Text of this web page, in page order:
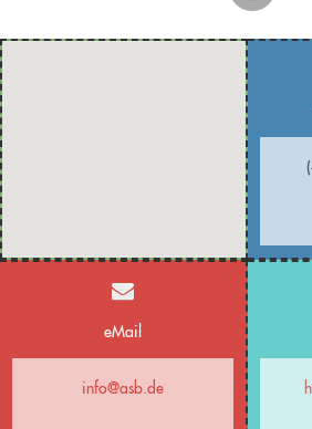
eMail
info@asb.de